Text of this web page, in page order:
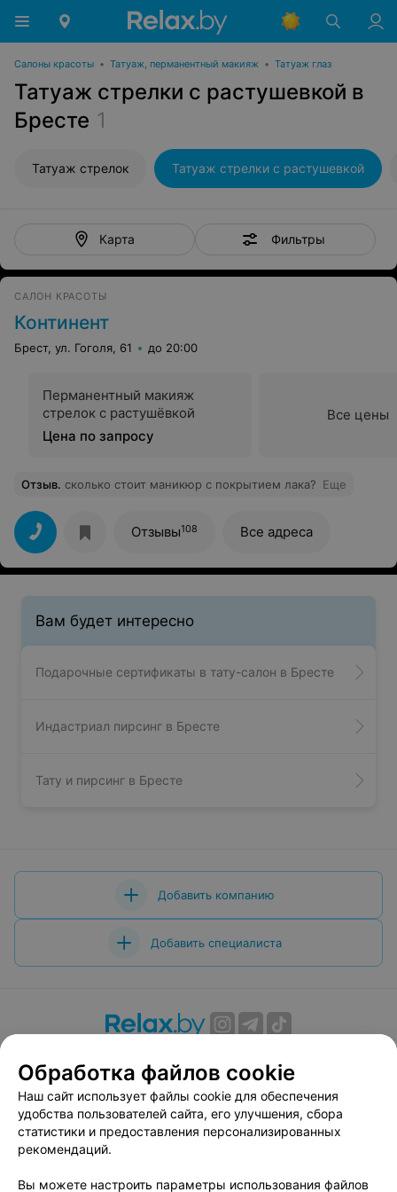
Салоны красоты • Татуаж, перманентный макияж • Татуаж глаз
Татуаж стрелки с растушевкой в
Бресте 1
Татуаж стрелок Татуаж стрелки с растушевкой
Карта Фильтры
САЛОН КРАСОТЫ
Континент
Брест, ул. Гоголя, 61 до 20:00
Перманентный макияж
стрелок с растушёвкой
Цена по запросу
Все цены
Отзыв. сколько стоит маникюр с покрытием лака? Еще
Отзывы108 Все адреса
Вам будет интересно
Подарочные сертификаты в тату-салон в Бресте
Индастриал пирсинг в Бресте
Тату и пирсинг в Бресте
Добавить компанию
Добавить специалиста
Вакансии
Публичный договор
Способы оплаты
Публичный договор по использованию сервиса
«Афиша»
Пользовательское соглашение
Обработка файлов cookie
Наш сайт использует файлы cookie для обеспечения
удобства пользователей сайта, его улучшения, сбора
статистики и предоставления персонализированных
рекомендаций.
Вы можете настроить параметры использования файлов